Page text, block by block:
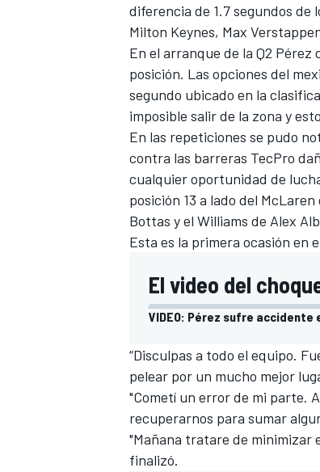
FÓRMULA E
diferencia de 1.7 segundos de
Milton Keynes, Max
En el arranque de la Q2
posición. Las opciones del
segundo ubicado en la
imposible salir de la zona y
En las repeticiones se pudo
contra las barreras TecPro
cualquier oportunidad de
posición 13 a lado del
Bottas y el Williams de Alex
Esta es la primera ocasión en
El video del
VIDEO: Pérez sufre accidente
“Disculpas a todo el equipo.
pelear por un mucho mejor
"Cometí un error de mi parte.
recuperarnos para sumar
"Mañana tratare de minimizar
finalizó.